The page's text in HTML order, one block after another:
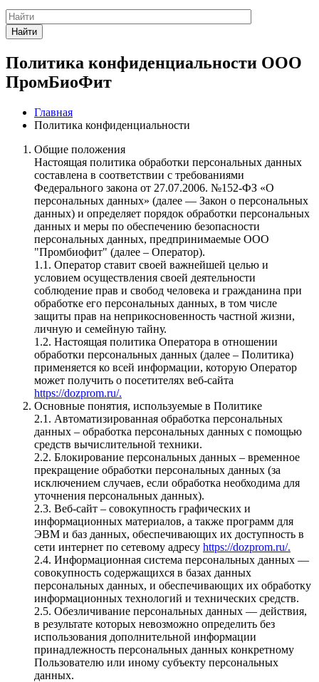
Найти
Политика конфиденциальности ООО
ПромБиоФит
Главная
Политика конфиденциальности
Общие положения
Настоящая политика обработки персональных данных
составлена в соответствии с требованиями
Федерального закона от 27.07.2006. №152-ФЗ «О
персональных данных» (далее — Закон о персональных
данных) и определяет порядок обработки персональных
данных и меры по обеспечению безопасности
персональных данных, предпринимаемые ООО
"Промбиофит" (далее – Оператор).
1.1. Оператор ставит своей важнейшей целью и
условием осуществления своей деятельности
соблюдение прав и свобод человека и гражданина при
обработке его персональных данных, в том числе
защиты прав на неприкосновенность частной жизни,
личную и семейную тайну.
1.2. Настоящая политика Оператора в отношении
обработки персональных данных (далее – Политика)
применяется ко всей информации, которую Оператор
может получить о посетителях веб-сайта
https://dozprom.ru/.
Основные понятия, используемые в Политике
2.1. Автоматизированная обработка персональных
данных – обработка персональных данных с помощью
средств вычислительной техники.
2.2. Блокирование персональных данных – временное
прекращение обработки персональных данных (за
исключением случаев, если обработка необходима для
уточнения персональных данных).
2.3. Веб-сайт – совокупность графических и
информационных материалов, а также программ для
ЭВМ и баз данных, обеспечивающих их доступность в
сети интернет по сетевому адресу https://dozprom.ru/.
2.4. Информационная система персональных данных —
совокупность содержащихся в базах данных
персональных данных, и обеспечивающих их обработку
информационных технологий и технических средств.
2.5. Обезличивание персональных данных — действия,
в результате которых невозможно определить без
использования дополнительной информации
принадлежность персональных данных конкретному
Пользователю или иному субъекту персональных
данных.